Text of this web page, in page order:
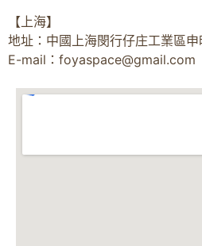
【上海】
地址：中國上海閔行仔庄工業區
E-mail： foyaspace@gmail.com